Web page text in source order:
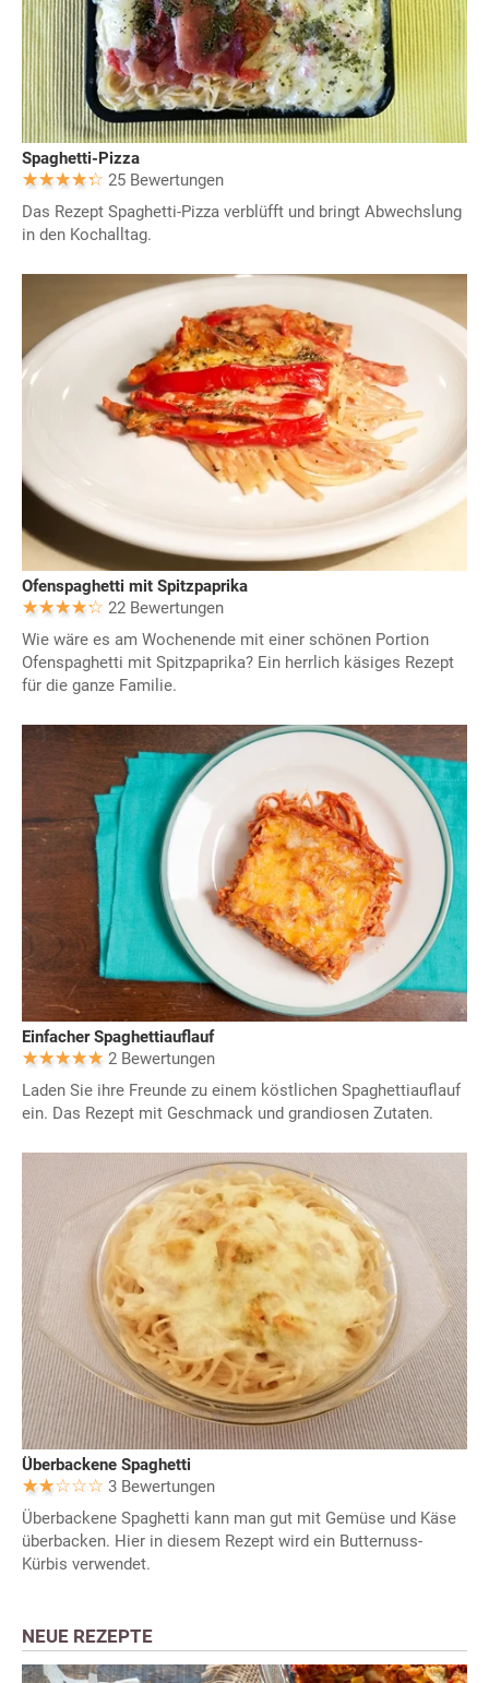
Spaghetti-Pizza
25 Bewertungen
Das Rezept Spaghetti-Pizza verblüfft und bringt Abwechslung
in den Kochalltag.
Ofenspaghetti mit Spitzpaprika
22 Bewertungen
Wie wäre es am Wochenende mit einer schönen Portion
Ofenspaghetti mit Spitzpaprika? Ein herrlich käsiges Rezept
für die ganze Familie.
Einfacher Spaghettiauflauf
2 Bewertungen
Laden Sie ihre Freunde zu einem köstlichen Spaghettiauflauf
ein. Das Rezept mit Geschmack und grandiosen Zutaten.
Überbackene Spaghetti
3 Bewertungen
Überbackene Spaghetti kann man gut mit Gemüse und Käse
überbacken. Hier in diesem Rezept wird ein Butternuss-
Kürbis verwendet.
NEUE REZEPTE